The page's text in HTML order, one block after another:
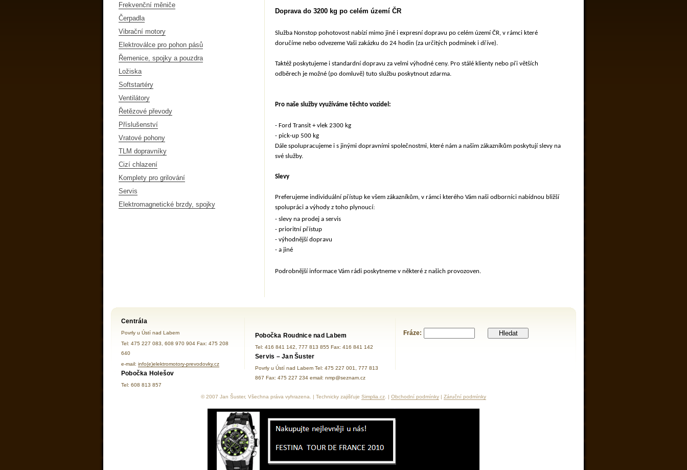
Frekvenční měniče
Čerpadla
Vibrační motory
Elektroválce pro pohon pásů
Řemenice, spojky a pouzdra
Ložiska
Softstartéry
Ventilátory
Řetězové převody
Příslušenství
Vratové pohony
TLM dopravníky
Cizí chlazení
Komplety pro grilování
Servis
Elektromagnetické brzdy, spojky
Doprava do 3200 kg po celém území ČR
Služba Nonstop pohotovost nabízí mimo jiné i expresní dopravu po celém území ČR, v rámci které
doručíme nebo odvezeme Vaši zakázku do 24 hodin (za určitých podmínek i dříve).
Taktéž poskytujeme i standardní dopravu za velmi výhodné ceny. Pro stálé klienty nebo při větších
odběrech je možné (po domluvě) tuto službu poskytnout zdarma.
Pro naše služby využíváme těchto vozidel:
- Ford Transit + vlek 2300 kg
- pick-up 500 kg
Dále spolupracujeme i s jinými dopravními společnostmi, které nám a našim zákazníkům poskytují slevy na
své služby.
Slevy
Preferujeme individuální přístup ke všem zákazníkům, v rámci kterého Vám naši odborníci nabídnou bližší
spolupráci a výhody z toho plynoucí:
- slevy na prodej a servis
- prioritní přístup
- výhodnější dopravu
- a jiné
Podrobnější informace Vám rádi poskytneme v některé z našich provozoven.
Centrála
Povrly u Ústí nad Labem
Tel: 475 227 083, 608 970 904 Fax: 475 208
640
e-mail: info(e)elektromotory-prevodovky.cz
Pobočka Holešov
Tel: 608 813 857
Pobočka Roudnice nad Labem
Tel: 416 841 142, 777 813 855 Fax: 416 841 142
Servis – Jan Šuster
Povrly u Ústí nad Labem Tel: 475 227 001, 777 813
867 Fax: 475 227 234 email: nmp@seznam.cz
Fráze: Hledat
© 2007 Jan Šuster, Všechna práva vyhrazena. | Technicky zajišťuje Simplia.cz . | Obchodní podmínky | Záruční podmínky